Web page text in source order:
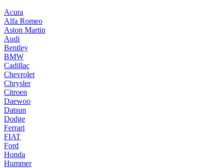
Acura
Alfa Romeo
Aston Martin
Audi
Bentley
BMW
Cadillac
Chevrolet
Chrysler
Citroen
Daewoo
Datsun
Dodge
Ferrari
FIAT
Ford
Honda
Hummer